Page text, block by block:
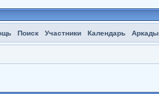
Поиск Участники Календарь Аркады